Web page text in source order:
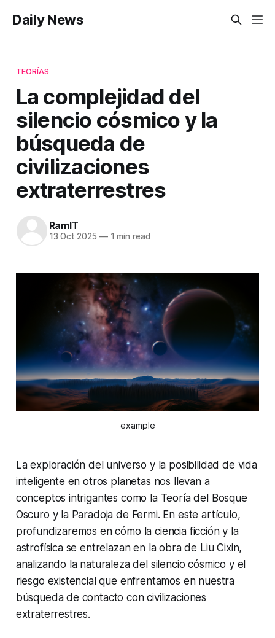
Daily News
TEORÍAS
La complejidad del
silencio cósmico y la
búsqueda de
civilizaciones
extraterrestres
RamIT
13 Oct 2025 —1 min read
example
La exploración del universo y la posibilidad de vida
inteligente en otros planetas nos llevan a
conceptos intrigantes como la Teoría del Bosque
Oscuro y la Paradoja de Fermi. En este artículo,
profundizaremos en cómo la ciencia ficción y la
astrofísica se entrelazan en la obra de Liu Cixin,
analizando la naturaleza del silencio cósmico y el
riesgo existencial que enfrentamos en nuestra
búsqueda de contacto con civilizaciones
extraterrestres.